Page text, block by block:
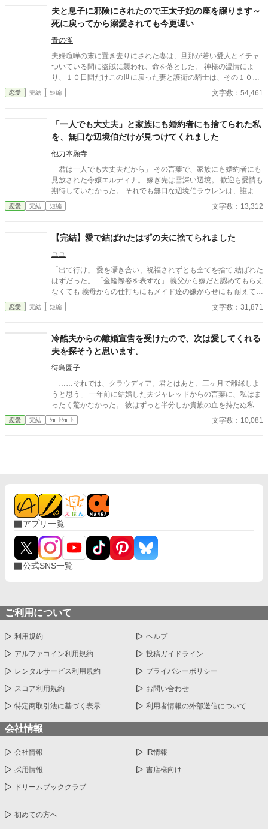
て当然の事。 多くの命が救えるなんて最高の幸福だろう。 そ
れに公爵家に嫁げばお前も幸福になるに違いない。 これは全員
が幸福になれる機会なんだ、当然嫁いでくれるよな？』 と……。
そして、夫となる男の屋敷にいたのは……三人の愛人だった。
夫と息子に邪険にされたので王太子妃の座を譲ります～
死に戻ってから溺愛されても今更遅い
青の雀
夫婦喧嘩の末に置き去りにされた妻は、旦那が若い愛人とイチャ
ついている間に盗賊に襲われ、命を落とした。 神様の温情によ
り、１０日間だけこの世に戻った妻と護衛の騎士は、その１０日
間の間に心残りを処分する。それは、娘の行く末と……もし、来
世があるならば、今度は政略といえども夫以外の人の妻になると
してきた息子とも縁を切ることを決意する。 生まれかわった妻
は、新しい人生を強く生きることを決意。 過去世と同じ轍を踏み
たくない……
恋愛 完結 短編 文字数：54,461
「一人でも大丈夫」と家族にも婚約者にも捨てられた私
を、無口な辺境伯だけが見つけてくれました
他力本願寺
「君は一人でも大丈夫だから」 その言葉で、家族にも婚約者にも
見放された令嬢エルディナ。 嫁ぎ先は雪深い辺境。 歓迎も愛情も
期待していなかった。 それでも無口な辺境伯ラウレンは、誰より
も先に彼女の疲れや我慢へ気づく。 「ここに居ていい」 その一言
から始まった新しい暮らし。 白湯を沸かし、小さな異変へ気づ
願う辺境伯。 傷ついた二人が少しずつ心を通わせていく、優しく
温かな辺境スローライフ恋愛。
恋愛 完結 短編 文字数：13,312
【完結】愛で結ばれたはずの夫に捨てられました
ユユ
「出て行け」 愛を囁き合い、祝福されずとも全てを捨て 結ばれた
はずだった。 「金輪際姿を表すな」 義父から嫁だと認めてもらえ
なくても 義母からの仕打ちにもメイド達の嫌がらせにも 耐えてき
た。 「もうおまえを愛していない」 結婚４年、やっと待望の第一
子を産んだ。 義務でもあった男児を産んだ。 なのに 「不義の子
だ」 夫は私を裏切っていた。 ＊ 作り話です ＊ 3万文字前後です
＊ 完結保証付きです ＊ 暇つぶしにどうぞ
恋愛 完結 短編 文字数：31,871
冷酷夫からの離婚宣告を受けたので、次は愛してくれる
夫を探そうと思います。
待鳥園子
「……それでは、クラウディア。君とはあと、三ヶ月で離縁しよ
うと思う」 一年前に結婚した夫ジャレッドからの言葉に、私はま
ったく驚かなかった。 彼はずっと半分しか貴族の血を持たぬ私に
対し冷たく、いつかは離婚するだろうと思っていたからだ。 それ
では、離婚までに新しい夫を見付けねばとやって来た夜会に、夫
恋愛 完結 ｼｮｰﾄｼｮｰﾄ 文字数：10,081
アプリ一覧
公式SNS一覧
ご利用について
利用規約 ヘルプ
アルファコイン利用規約 投稿ガイドライン
レンタルサービス利用規約 プライバシーポリシー
スコア利用規約 お問い合わせ
特定商取引法に基づく表示 利用者情報の外部送信について
会社情報
会社情報 IR情報
採用情報 書店様向け
ドリームブッククラブ
初めての方へ